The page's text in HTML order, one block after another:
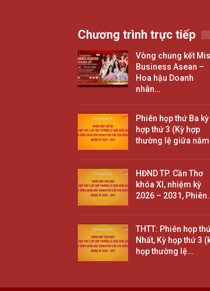
Chương trình trực tiếp
Vòng chung kết
Business Asean –
Hoa hậu Doanh
nhân…
Phiên họp thứ Ba kỳ
hợp thứ 3 (Kỳ hợp
thường lệ giữa
HĐND TP. Cần Thơ
khóa XI, nhiệm kỳ
2026 – 2031,
THTT: Phiên họp
Nhất, Kỳ họp thứ 3
họp thường lệ…